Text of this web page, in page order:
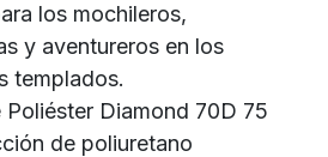
los mochileros,
y aventureros en los
templados.
Diamond 70D 75
de poliuretano